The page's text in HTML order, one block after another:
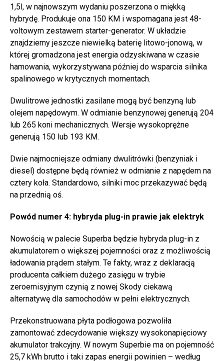
1,5l, w najnowszym wydaniu poszerzona o miękką
hybrydę. Produkuje ona 150 KM i wspomagana jest 48-
voltowym zestawem starter-generator. W układzie
znajdziemy jeszcze niewielką baterię litowo-jonową, w
której gromadzona jest energia odzyskiwana w czasie
hamowania, wykorzystywana później do wsparcia silnika
spalinowego w krytycznych momentach.
Dwulitrowe jednostki zasilane mogą być benzyną lub
olejem napędowym. W odmianie benzynowej generują 204
lub 265 koni mechanicznych. Wersje wysokoprężne
generują 150 lub 193 KM.
Dwie najmocniejsze odmiany dwulitrówki (benzyniak i
diesel) dostępne będą również w odmianie z napędem na
cztery koła. Standardowo, silniki moc przekazywać będą
na przednią oś.
Powód numer 4: hybryda plug-in prawie jak elektryk
Nowością w palecie Superba będzie hybryda plug-in z
akumulatorem o większej pojemności oraz z możliwością
ładowania prądem stałym. Te fakty, wraz z deklaracją
producenta całkiem dużego zasięgu w trybie
zeroemisyjnym czynią z nowej Skody ciekawą
alternatywę dla samochodów w pełni elektrycznych.
Przekonstruowana płyta podłogowa pozwoliła
zamontować zdecydowanie większy wysokonapięciowy
akumulator trakcyjny. W nowym Superbie ma on pojemność
25,7 kWh brutto i taki zapas energii powinien – według